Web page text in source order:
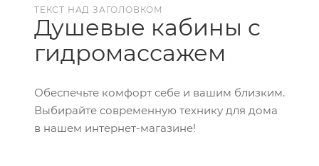
ТЕКСТ НАД ЗАГОЛОВКОМ
Душевые кабины с
гидромассажем
Обеспечьте комфорт себе и вашим близким.
Выбирайте современную технику для дома
в нашем интернет-магазине!